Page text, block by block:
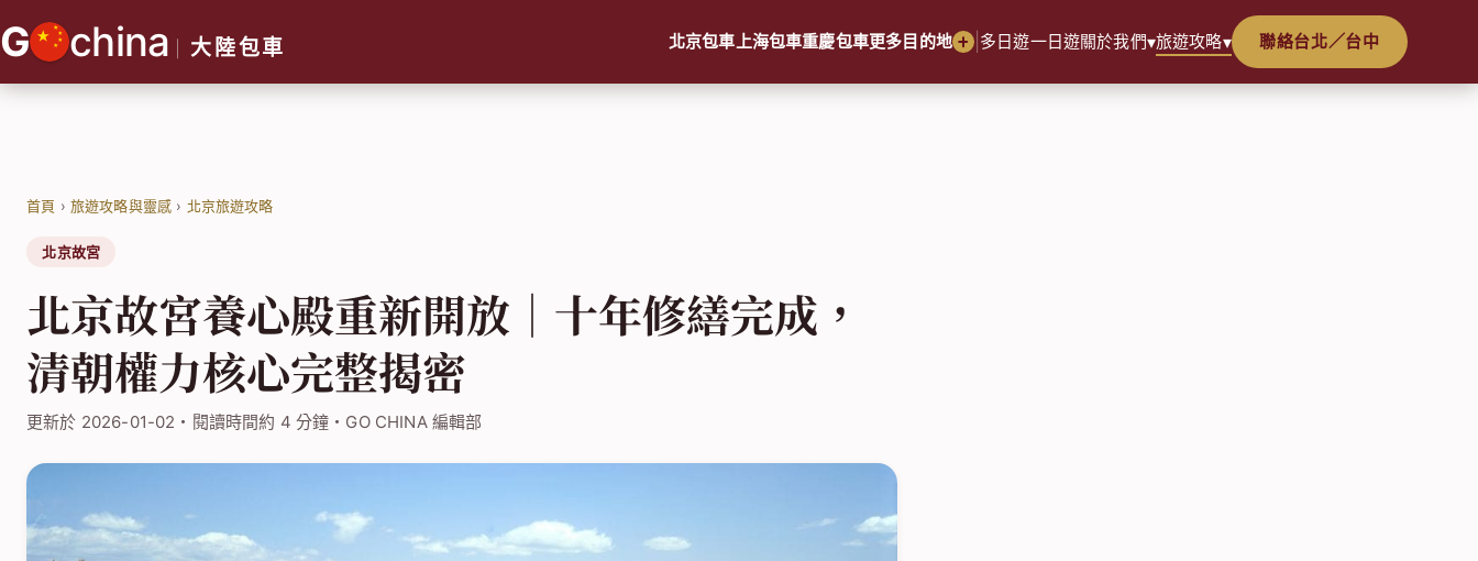
至
主
G china 大陸包車 北京包車上海包車重慶包車更多目的地 | 多日遊一日遊關於我們▾旅遊攻略▾ 聯絡台北／台中
首頁 › 旅遊攻略與靈感 › 北京旅遊攻略
北京故宮
北京故宮養心殿重新開放｜十年修繕完成，
清朝權力核心完整揭密
更新於 2026-01-02・閱讀時間約 4 分鐘・GO CHINA 編輯部